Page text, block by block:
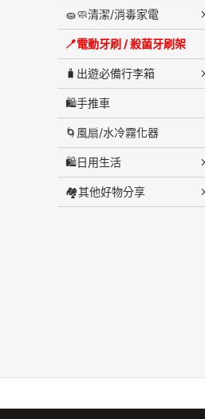
🧽🧼清潔/消毒家電
🪥電動牙刷 / 殺菌牙刷架
🧳出遊必備行李箱
🛍️手推車
🌀風扇/水冷霧化器
🛍️日用生活
🏘️其他好物分享